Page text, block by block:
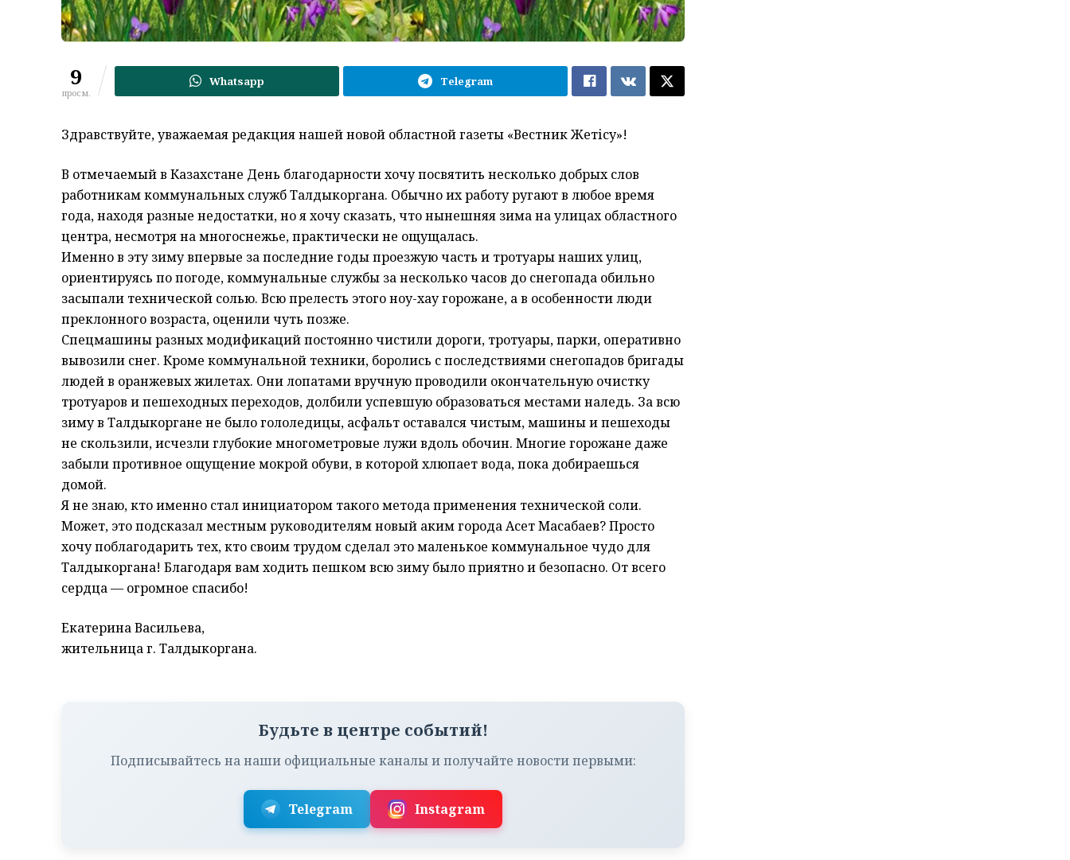
9
просм.
Whatsapp Telegram
Здравствуйте, уважаемая редакция нашей новой областной газеты «Вестник Жетісу»!
В отмечаемый в Казахстане День благодарности хочу посвятить несколько добрых слов
работникам коммунальных служб Талдыкоргана. Обычно их работу ругают в любое время
года, находя разные недостатки, но я хочу сказать, что нынешняя зима на улицах областного
центра, несмотря на многоснежье, практически не ощущалась.
Именно в эту зиму впервые за последние годы проезжую часть и тротуары наших улиц,
ориентируясь по погоде, коммунальные службы за несколько часов до снегопада обильно
засыпали технической солью. Всю прелесть этого ноу-хау горожане, а в особенности люди
преклонного возраста, оценили чуть позже.
Спецмашины разных модификаций постоянно чистили дороги, тротуары, парки, оперативно
вывозили снег. Кроме коммунальной техники, боролись с последствиями снегопадов бригады
людей в оранжевых жилетах. Они лопатами вручную проводили окончательную очистку
тротуаров и пешеходных переходов, долбили успевшую образоваться местами наледь. За всю
зиму в Талдыкоргане не было гололедицы, асфальт оставался чистым, машины и пешеходы
не скользили, исчезли глубокие многометровые лужи вдоль обочин. Многие горожане даже
забыли противное ощущение мокрой обуви, в которой хлюпает вода, пока добираешься
домой.
Я не знаю, кто именно стал инициатором такого метода применения технической соли.
Может, это подсказал местным руководителям новый аким города Асет Масабаев? Просто
хочу поблагодарить тех, кто своим трудом сделал это маленькое коммунальное чудо для
Талдыкоргана! Благодаря вам ходить пешком всю зиму было приятно и безопасно. От всего
сердца — огромное спасибо!
Екатерина Васильева,
жительница г. Талдыкоргана.
Будьте в центре событий!
Подписывайтесь на наши официальные каналы и получайте новости первыми:
Telegram Instagram